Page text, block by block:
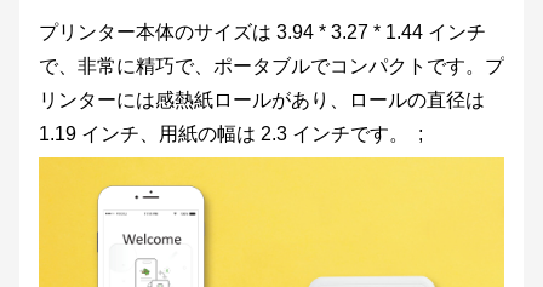
プリンター本体のサイズは 3.94 * 3.27 * 1.44 インチ
で、非常に精巧で、ポータブルでコンパクトです。プ
リンターには感熱紙ロールがあり、ロールの直径は
1.19 インチ、用紙の幅は 2.3 インチです。 ;